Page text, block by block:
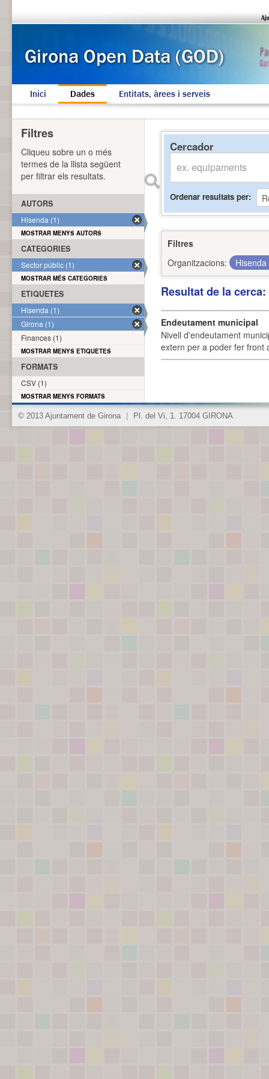
Inici Dades Entitats, àrees i serveis
Cercador
Ordenar resultats per
Filtres
Organitzacions:
Hisenda
Resultat de la
Endeutament municipal
Nivell d'endeutament
extern per a poder fer front
Filtres
Cliqueu sobre un o més
termes de la llista següent
per filtrar els resultats.
AUTORS
Hisenda (1)
MOSTRAR MENYS AUTORS
CATEGORIES
Sector públic (1)
MOSTRAR MÉS CATEGORIES
ETIQUETES
Hisenda (1)
Girona (1)
Finances (1)
MOSTRAR MENYS ETIQUETES
FORMATS
CSV (1)
MOSTRAR MENYS FORMATS
© 2013 Ajuntament de Girona Pl. del Vi, 1. 17004 GIRONA